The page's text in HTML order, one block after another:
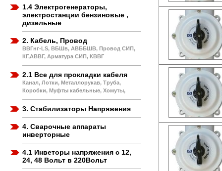
1.4 Электрогенераторы,
электростанции бензиновые ,
дизельные
2. Кабель, Провод
ВВГнг-LS, ВБШв, АВББШВ, Провод СИП,
КГ,АВВГ, Арматура СИП, КВВГ
2.1 Все для прокладки кабеля
Канал, Лотки, Металлорукав, Труба,
Коробки, Муфты кабельные, Хомуты,
3. Стабилизаторы Напряжения
4. Сварочные аппараты
инверторные
4.1 Инветоры напряжения с 12,
24, 48 Вольт в 220Вольт